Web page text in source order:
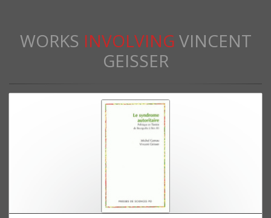
WORKS INVOLVING VINCENT
GEISSER